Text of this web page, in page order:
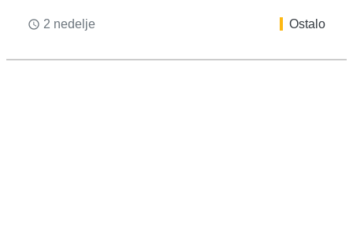
access_time 2 nedelje Ostalo